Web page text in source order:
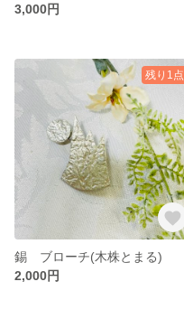
3,000円
残り1点
錫 ブローチ(木株とまる)
2,000円